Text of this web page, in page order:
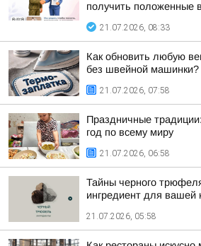
получить положенные
21.07.2026, 08:33
Как обновить любую
без швейной машинки?
21.07.2026, 07:58
Праздничные
год по всему миру
21.07.2026, 06:58
Тайны черного
ингредиент для вашей
21.07.2026, 05:58